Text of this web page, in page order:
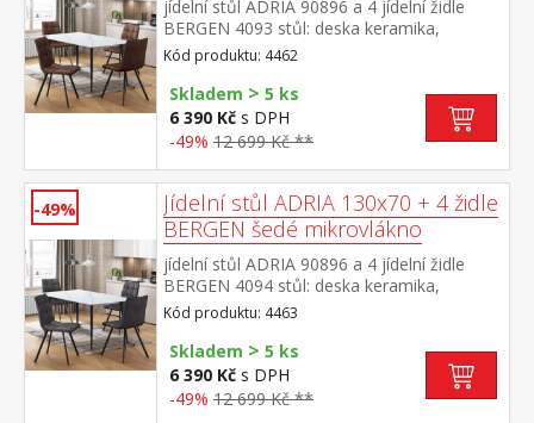
jídelní stůl ADRIA 90896 a 4 jídelní židle
BERGEN 4093 stůl: deska keramika,
barevné provedení imitace
mramoru kovová konstrukce, barevné
provedení černá židle: potah broušená kůže
– imitace mikrovlákno, barevné provedení
hnědá kovová konstrukce, barevné
cm rozměr stolu (š/h/v) 130 × 70 × 75
cm rozměr židle (š/h/v) 45 × 53 × 88 cm
Kód produktu: 4462
Skladem > 5 ks
6 390 Kč s DPH
-49% 12 699 Kč **
-49%
Jídelní stůl ADRIA 130x70 + 4 židle
BERGEN šedé mikrovlákno
jídelní stůl ADRIA 90896 a 4 jídelní židle
BERGEN 4094 stůl: deska keramika,
barevné provedení imitace
mramoru kovová konstrukce, barevné
provedení černá židle: potah broušená kůže
– imitace mikrovlákno, barevné provedení
antracitová kovová konstrukce, barevné
Kód produktu: 4463
Skladem > 5 ks
6 390 Kč s DPH
-49% 12 699 Kč **